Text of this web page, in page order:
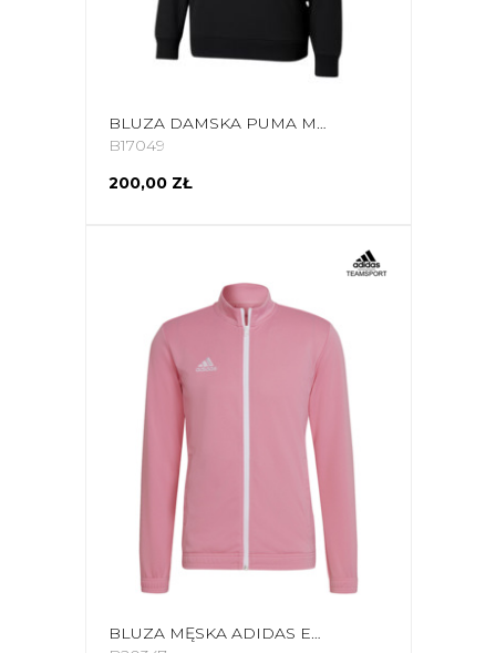
BLUZA DAMSKA PUMA MODERN BASICS HOODIE TR CZARNA 585933 01
B17049
200,00 ZŁ
BLUZA MĘSKA ADIDAS ENTRADA 22 TRACK JACKET RÓŻOWA HC5084